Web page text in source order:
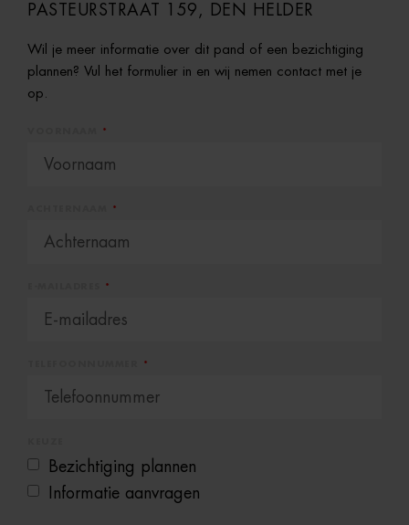
PASTEURSTRAAT 159, DEN HELDER
Wil je meer informatie over dit pand of een bezichtiging
plannen? Vul het formulier in en wij nemen contact met je
op.
Bezichtiging plannen
Informatie aanvragen